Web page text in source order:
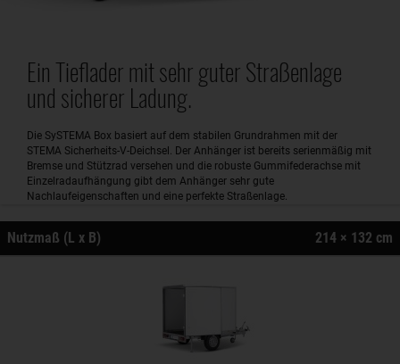
Ein Tieflader mit sehr guter Straßenlage
und sicherer Ladung.
Die SySTEMA Box basiert auf dem stabilen Grundrahmen mit der
STEMA Sicherheits-V-Deichsel. Der Anhänger ist bereits serienmäßig mit
Bremse und Stützrad versehen und die robuste Gummifederachse mit
Einzelradaufhängung gibt dem Anhänger sehr gute
Nachlaufeigenschaften und eine perfekte Straßenlage.
Nutzmaß (L x B) 214 × 132 cm